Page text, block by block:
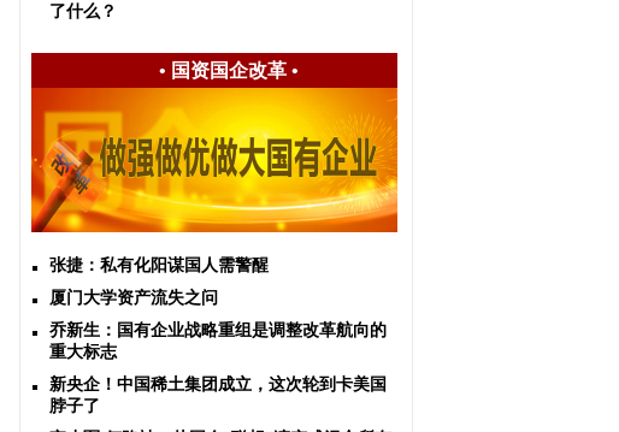
了什么？
• 国资国企改革•
张捷：私有化阳谋国人需警醒
​厦门大学资产流失之问
乔新生：国有企业战略重组是调整改革航向的
重大标志
新央企！中国稀土集团成立，这次轮到卡美国
脖子了